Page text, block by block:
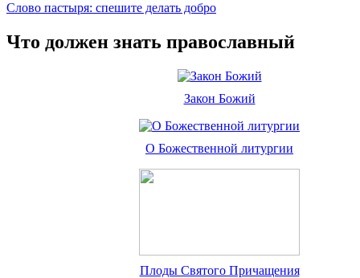
Слово пастыря: спешите делать добро
Что должен знать православный
Закон Божий
О Божественной литургии
Плоды Святого Причащения